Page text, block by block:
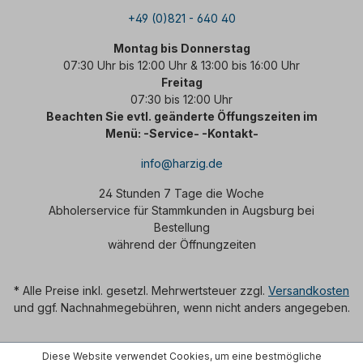
+49 (0)821 - 640 40
Montag bis Donnerstag
07:30 Uhr bis 12:00 Uhr & 13:00 bis 16:00 Uhr
Freitag
07:30 bis 12:00 Uhr
Beachten Sie evtl. geänderte Öffungszeiten im
Menü: -Service- -Kontakt-
info@harzig.de
24 Stunden 7 Tage die Woche
Abholerservice für Stammkunden in Augsburg bei
Bestellung
während der Öffnungzeiten
* Alle Preise inkl. gesetzl. Mehrwertsteuer zzgl. Versandkosten
und ggf. Nachnahmegebühren, wenn nicht anders angegeben.
Diese Website verwendet Cookies, um eine bestmögliche